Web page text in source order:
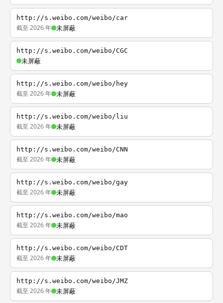
http://s.weibo.com/weibo/car
截至 2026 年 未屏蔽
http://s.weibo.com/weibo/CGC
未屏蔽
http://s.weibo.com/weibo/hey
截至 2026 年 未屏蔽
http://s.weibo.com/weibo/liu
截至 2026 年 未屏蔽
http://s.weibo.com/weibo/CNN
截至 2026 年 未屏蔽
http://s.weibo.com/weibo/gay
截至 2026 年 未屏蔽
http://s.weibo.com/weibo/mao
截至 2026 年 未屏蔽
http://s.weibo.com/weibo/CDT
截至 2026 年 未屏蔽
http://s.weibo.com/weibo/JMZ
截至 2026 年 未屏蔽